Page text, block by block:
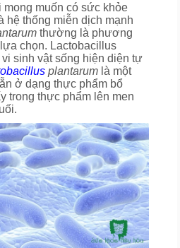
muốn có sức khỏe
hệ thống miễn dịch mạnh
thường là phương
chọn. Lactobacillus
sinh vật sống hiện diện tự
plantarum là một
ở dạng thực phẩm bổ
trong thực phẩm lên men